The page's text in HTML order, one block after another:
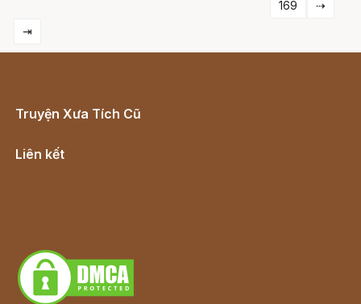
169
⇢
⇥
Truyện Xưa Tích Cũ
Liên kết